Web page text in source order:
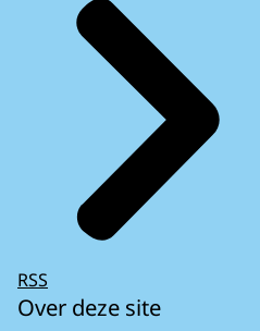
RSS
Over deze site